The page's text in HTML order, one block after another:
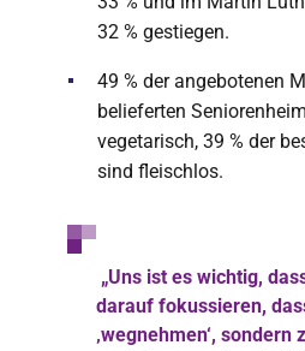
32 % gestiegen.
49 % der angebotenen
belieferten
vegetarisch, 39 % der
sind fleischlos.
„Uns ist es wichtig,
darauf fokussieren,
‚wegnehmen‘, sondern